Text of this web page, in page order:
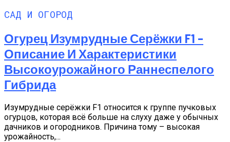
САД И ОГОРОД
Огурец Изумрудные Серёжки F1 –
Описание И Характеристики
Высокоурожайного Раннеспелого
Гибрида
Изумрудные серёжки F1 относится к группе пучковых
огурцов, которая всё больше на слуху даже у обычных
дачников и огородников. Причина тому – высокая
урожайность,...